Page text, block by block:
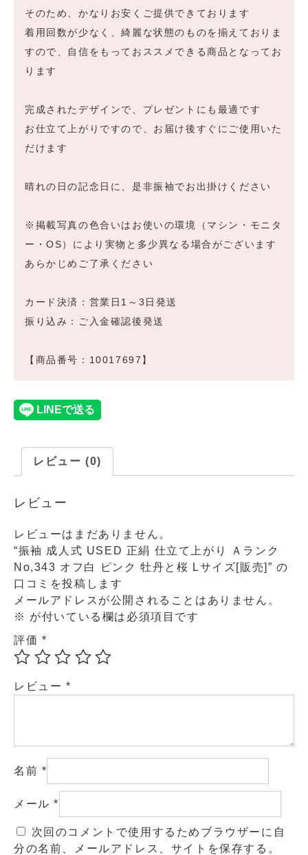
そのため、かなりお安くご提供できております
着用回数が少なく、綺麗な状態のものを揃えておりま
すので、自信をもっておススメできる商品となってお
ります
完成されたデザインで、プレゼントにも最適です
お仕立て上がりですので、お届け後すぐにご使用いた
だけます
晴れの日の記念日に、是非振袖でお出掛けください
※掲載写真の色合いはお使いの環境（マシン・モニタ
ー・OS）により実物と多少異なる場合がございます
あらかじめご了承ください
カード決済：営業日1～3日発送
振り込み：ご入金確認後発送
【商品番号：10017697】
レビュー (0)
レビュー
レビューはまだありません。
“振袖 成人式 USED 正絹 仕立て上がり Ａランク
No,343 オフ白 ピンク 牡丹と桜 Lサイズ[販売]” の
口コミを投稿します
メールアドレスが公開されることはありません。
※ が付いている欄は必須項目です
評価 *
レビュー *
名前 *
メール*
次回のコメントで使用するためブラウザーに自
分の名前、メールアドレス、サイトを保存する。